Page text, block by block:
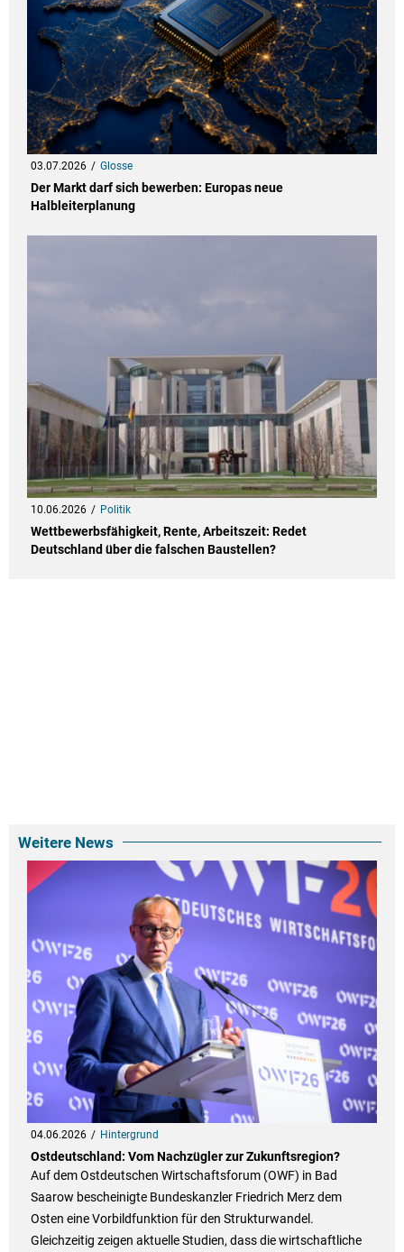
03.07.2026 Glosse
Der Markt darf sich bewerben: Europas neue
Halbleiterplanung
10.06.2026 Politik
Wettbewerbsfähigkeit, Rente, Arbeitszeit: Redet
Deutschland über die falschen Baustellen?
Weitere News
04.06.2026 Hintergrund
Ostdeutschland: Vom Nachzügler zur Zukunftsregion?
Auf dem Ostdeutschen Wirtschaftsforum (OWF) in Bad
Saarow bescheinigte Bundeskanzler Friedrich Merz dem
Osten eine Vorbildfunktion für den Strukturwandel.
Gleichzeitig zeigen aktuelle Studien, dass die wirtschaftliche